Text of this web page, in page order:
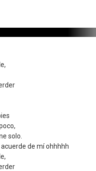
solo.
de mí ohhhhh